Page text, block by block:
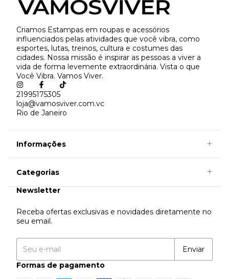
Criamos Estampas em roupas e acessórios
influenciados pelas atividades que você vibra, como
esportes, lutas, treinos, cultura e costumes das
cidades. Nossa missão é inspirar as pessoas a viver a
vida de forma levemente extraordinária. Vista o que
Você Vibra. Vamos Viver.
21995175305
loja@vamosviver.com.vc
Rio de Janeiro
Informações
Categorias
Newsletter
Receba ofertas exclusivas e novidades diretamente no
seu email.
Formas de pagamento